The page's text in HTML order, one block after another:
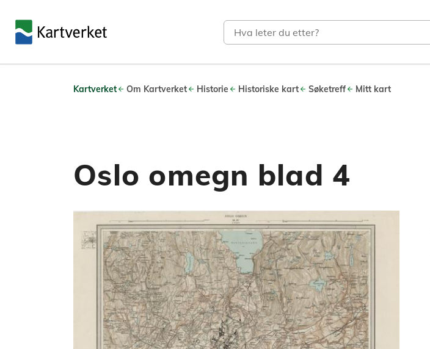
Søk
Kartverket Om Kartverket Historie Historiske kart Søketreff Mitt kart
Oslo omegn blad 4